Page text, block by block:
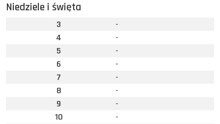
Niedziele i święta
3
-
4
-
5
-
6
-
7
-
8
-
9
-
10
-